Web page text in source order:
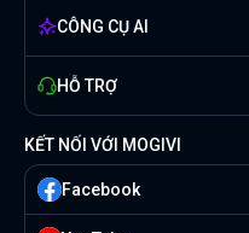
CÔNG CỤ AI
HỖ TRỢ
KẾT NỐI VỚI MOGIVI
Facebook